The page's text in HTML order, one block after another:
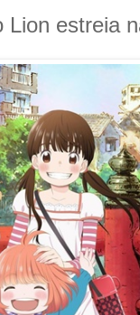
Lion estreia